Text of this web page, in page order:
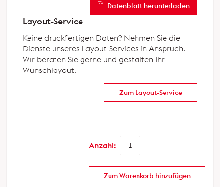
Datenblatt herunterladen
Layout-Service
Keine druckfertigen Daten? Nehmen Sie die
Dienste unseres Layout-Services in Anspruch.
Wir beraten Sie gerne und gestalten Ihr
Wunschlayout.
Zum Layout-Service
Anzahl:
Zum Warenkorb hinzufügen